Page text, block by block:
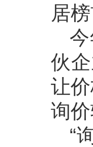
居榜
伙
让
询
“